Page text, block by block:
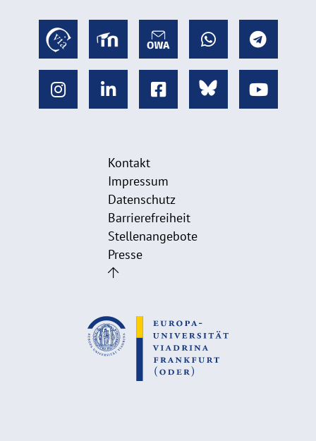
Kontakt
Impressum
Datenschutz
Barrierefreiheit
Stellenangebote
Presse